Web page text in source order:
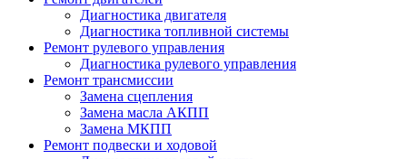
Диагностика двигателя
Диагностика топливной системы
Ремонт рулевого управления
Диагностика рулевого управления
Ремонт трансмиссии
Замена сцепления
Замена масла АКПП
Замена МКПП
Ремонт подвески и ходовой